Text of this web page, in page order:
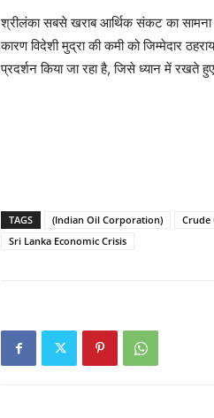
श्रीलंका सबसे खराब आर्थिक संकट का सामना
कारण विदेशी मुद्रा की कमी को जिम्मेदार
प्रदर्शन किया जा रहा है, जिसे ध्यान में रखते
TAGS (Indian Oil Corporation) Crude
Sri Lanka Economic Crisis